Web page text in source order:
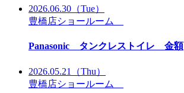
2026.06.30 （Tue）
豊橋店ショールーム
Panasonic タンクレストイレ 金額
2026.05.21
（Thu）
豊橋店ショールーム